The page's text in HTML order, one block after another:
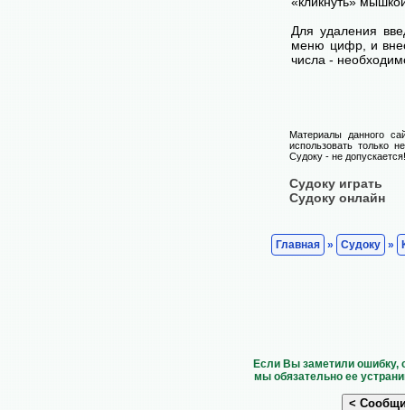
Для удаления
меню цифр, и
числа -
Материалы данного
использовать только
Судоку - не допускается!
Судоку играть
Судоку онлайн
Главная » Судоку »
Если Вы заметили ошибку,
мы обязательно ее